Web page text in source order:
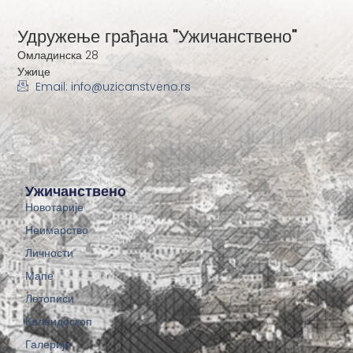
Ужичанствено
Новотарије
Неимарство
Личности
Мапе
Летописи
Калеидоскоп
Галерије
Удружење грађана "Ужичанствено"
Омладинска 28
Ужице
Email: info@uzicanstveno.rs